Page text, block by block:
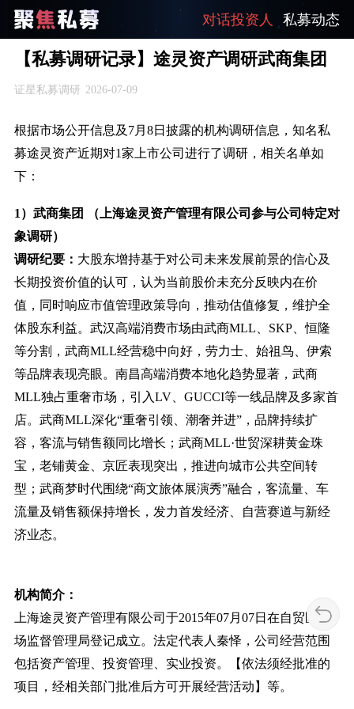
对话投资人 私募动态
【私募调研记录】途灵资产调研武商集团
证星私募调研 2026-07-09
根据市场公开信息及7月8日披露的机构调研信息，知名私
募途灵资产近期对1家上市公司进行了调研，相关名单如
下：
1）武商集团 （上海途灵资产管理有限公司参与公司特定对
象调研）
调研纪要： 大股东增持基于对公司未来发展前景的信心及
长期投资价值的认可，认为当前股价未充分反映内在价
值，同时响应市值管理政策导向，推动估值修复，维护全
体股东利益。武汉高端消费市场由武商MLL、SKP、恒隆
等分割，武商MLL经营稳中向好，劳力士、始祖鸟、伊索
等品牌表现亮眼。南昌高端消费本地化趋势显著，武商
MLL独占重奢市场，引入LV、GUCCI等一线品牌及多家首
店。武商MLL深化“重奢引领、潮奢并进”，品牌持续扩
容，客流与销售额同比增长；武商MLL·世贸深耕黄金珠
宝，老铺黄金、京匠表现突出，推进向城市公共空间转
型；武商梦时代围绕“商文旅体展演秀”融合，客流量、车
流量及销售额保持增长，发力首发经济、自营赛道与新经
济业态。
机构简介：
上海途灵资产管理有限公司于2015年07月07日在自贸区市
场监督管理局登记成立。法定代表人秦怿，公司经营范围
包括资产管理、投资管理、实业投资。【依法须经批准的
项目，经相关部门批准后方可开展经营活动】等。